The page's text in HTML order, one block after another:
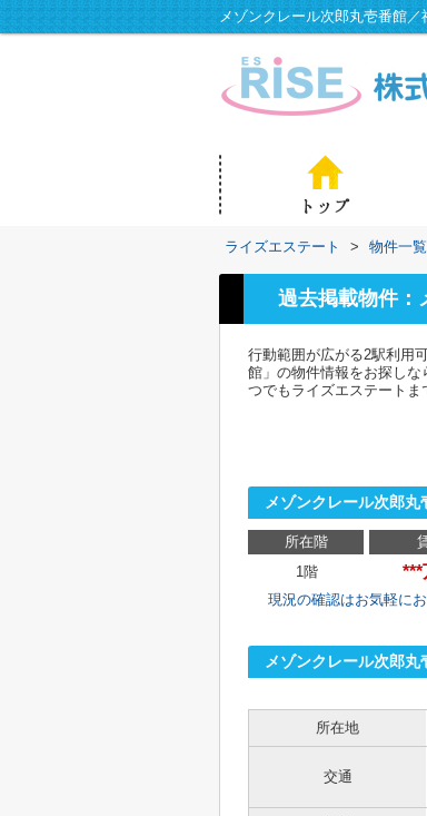
メゾンクレール次郎丸壱番館
ライズエステート > 物件一覧
過去掲載物件：
行動範囲が広がる2駅利用
館」の物件情報をお探し
つでもライズエステートま
メゾンクレール次郎
所在階
1階
***
現況の確認はお気軽に
メゾンクレール次郎
所在地
交通